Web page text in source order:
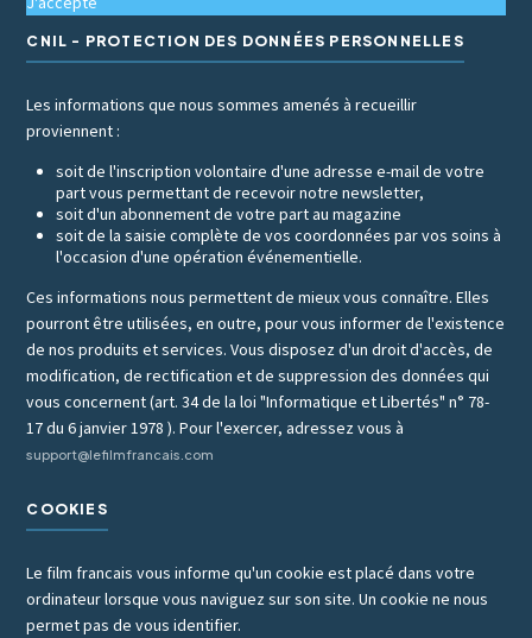
CNIL - PROTECTION DES DONNÉES PERSONNELLES
Les informations que nous sommes amenés à recueillir
proviennent :
soit de l'inscription volontaire d'une adresse e-mail de votre
part vous permettant de recevoir notre newsletter,
soit d'un abonnement de votre part au magazine
soit de la saisie complète de vos coordonnées par vos soins à
l'occasion d'une opération événementielle.
Ces informations nous permettent de mieux vous connaître. Elles
pourront être utilisées, en outre, pour vous informer de l'existence
de nos produits et services. Vous disposez d'un droit d'accès, de
modification, de rectification et de suppression des données qui
vous concernent (art. 34 de la loi "Informatique et Libertés" n° 78-
17 du 6 janvier 1978 ). Pour l'exercer, adressez vous à
support@lefilmfrancais.com
COOKIES
Le film francais vous informe qu'un cookie est placé dans votre
ordinateur lorsque vous naviguez sur son site. Un cookie ne nous
permet pas de vous identifier.